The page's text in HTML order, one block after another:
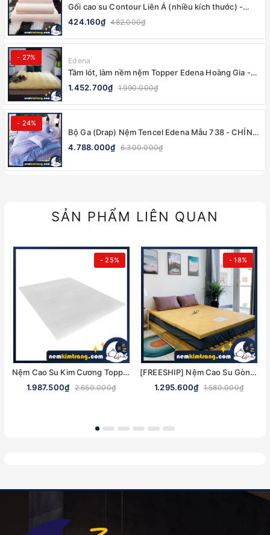
Gối cao su Contour Liên Á (nhiều kích thước) -
100% CHÍNH HÃNG
424.160₫ 482.000₫
- 27% Edena
Tầm lót, làm nềm nệm Topper Edena Hoàng Gia -
CHÍNH HÃNG, MỀM MẠI
1.452.700₫ 1.990.000₫
- 24%
Bộ Ga (Drap) Nệm Tencel Edena Mẫu 738 - CHÍNH
HÃNG, CAO CẤP
4.788.000₫ 6.300.000₫
SẢN PHẨM LIÊN QUAN
- 25%
Nệm Cao Su Kim Cương Topper - NHIỀU KÍCH THƯỚC, CHÍNH HÃNG
1.987.500₫ 2.650.000₫
- 18%
[FREESHIP] Nệm Cao Su Gòn Ép Gấp 3 Ultra Care Vạn Thành - CHÍNH HÃNG, BẢO HÀNH 5 NĂM
1.295.600₫ 1.580.000₫